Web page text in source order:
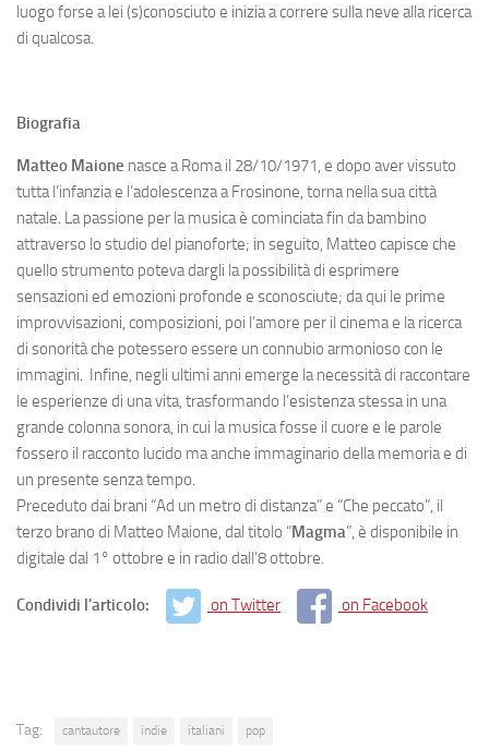
luogo forse a lei (s)conosciuto e inizia a correre sulla neve alla ricerca
di qualcosa.
Biografia
Matteo Maione nasce a Roma il 28/10/1971, e dopo aver vissuto
tutta l’infanzia e l’adolescenza a Frosinone, torna nella sua città
natale. La passione per la musica è cominciata fin da bambino
attraverso lo studio del pianoforte; in seguito, Matteo capisce che
quello strumento poteva dargli la possibilità di esprimere
sensazioni ed emozioni profonde e sconosciute; da qui le prime
improvvisazioni, composizioni, poi l’amore per il cinema e la ricerca
di sonorità che potessero essere un connubio armonioso con le
immagini. Infine, negli ultimi anni emerge la necessità di raccontare
le esperienze di una vita, trasformando l’esistenza stessa in una
grande colonna sonora, in cui la musica fosse il cuore e le parole
fossero il racconto lucido ma anche immaginario della memoria e di
un presente senza tempo.
Preceduto dai brani “Ad un metro di distanza” e “Che peccato”, il
terzo brano di Matteo Maione, dal titolo “Magma”, è disponibile in
digitale dal 1° ottobre e in radio dall’8 ottobre.
Condividi l'articolo: on Twitter on Facebook
Tag: cantautore indie italiani pop